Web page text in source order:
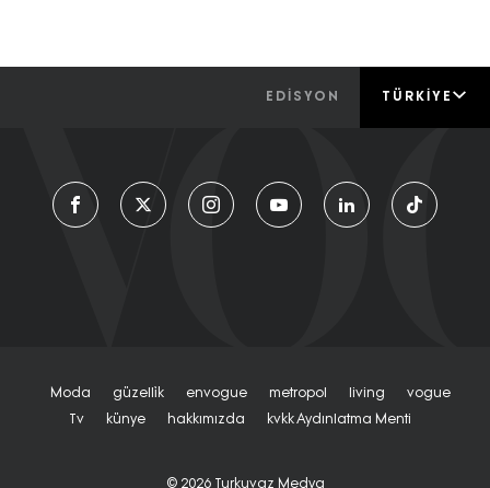
EDİSYON TÜRKIYE
Moda Güzelli̇k Envogue Metropol Living
Vogue
Tv
Künye Hakkımızda Kvkk Aydınlatma Menti
© 2026 Turkuvaz Medya